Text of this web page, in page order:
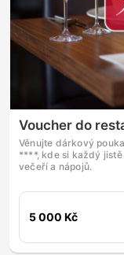
Voucher do
Věnujte dárkový
****, kde si každý
večeří a nápojů.
5 000 Kč